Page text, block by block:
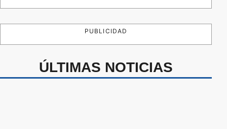
PUBLICIDAD
ÚLTIMAS NOTICIAS